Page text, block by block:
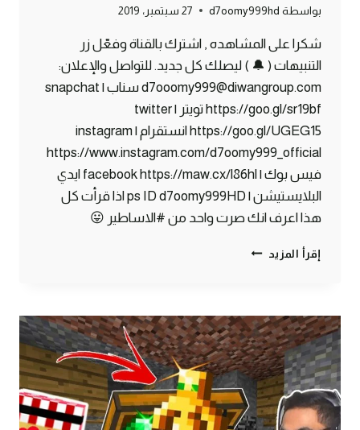
بواسطة d7oomy999hd 27 سبتمبر، 2019
شكرا على المشاهده , اشترك بالقناة وفعّل زر
التنبيهات ( 🔔 ) ليصلك كل جديد. للتواصل والإعلان:
d7ooomy999@diwangroup.com سناب | snapchat
https://goo.gl/sr19bf تويتر | twitter
https://goo.gl/UGEG15 انستقرام | instagram
https://www.instagram.com/d7oomy999_official
فيس بوك | facebook https://maw.cx/l86hl ايدي
البلايستيشن | ps ID d7oomy999HD اذا قرأت كل
هذا اعرف انك صرت واحد من #الاساطير 😛
إقرأ المزيد ماين
صار
شيء
مستحيل!